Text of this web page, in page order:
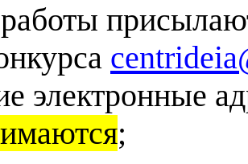
электронные
;